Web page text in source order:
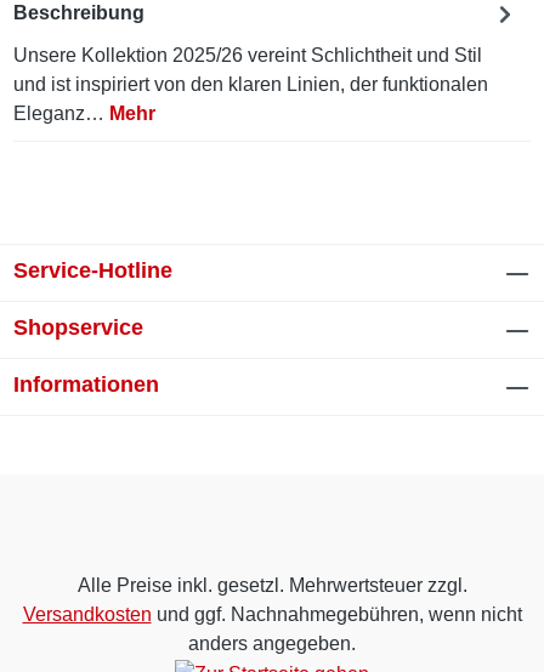
Beschreibung
Unsere Kollektion 2025/26 vereint Schlichtheit und Stil
und ist inspiriert von den klaren Linien, der funktionalen
Eleganz… Mehr
Service-Hotline
Shopservice
Informationen
Alle Preise inkl. gesetzl. Mehrwertsteuer zzgl.
Versandkosten und ggf. Nachnahmegebühren, wenn nicht
anders angegeben.